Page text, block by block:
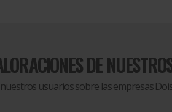
DE
usuarios sobre las empresas